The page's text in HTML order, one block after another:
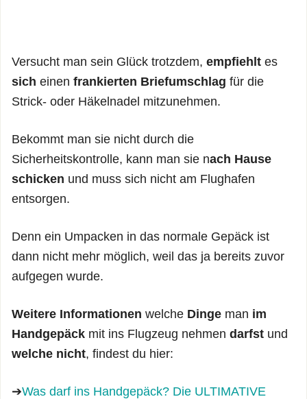
Versucht man sein Glück trotzdem, empfiehlt es
sich einen frankierten Briefumschlag für die
Strick- oder Häkelnadel mitzunehmen.
Bekommt man sie nicht durch die
Sicherheitskontrolle, kann man sie nach Hause
schicken und muss sich nicht am Flughafen
entsorgen.
Denn ein Umpacken in das normale Gepäck ist
dann nicht mehr möglich, weil das ja bereits zuvor
aufgegen wurde.
Weitere Informationen welche Dinge man im
Handgepäck mit ins Flugzeug nehmen darfst und
welche nicht, findest du hier:
➔Was darf ins Handgepäck? Die ULTIMATIVE